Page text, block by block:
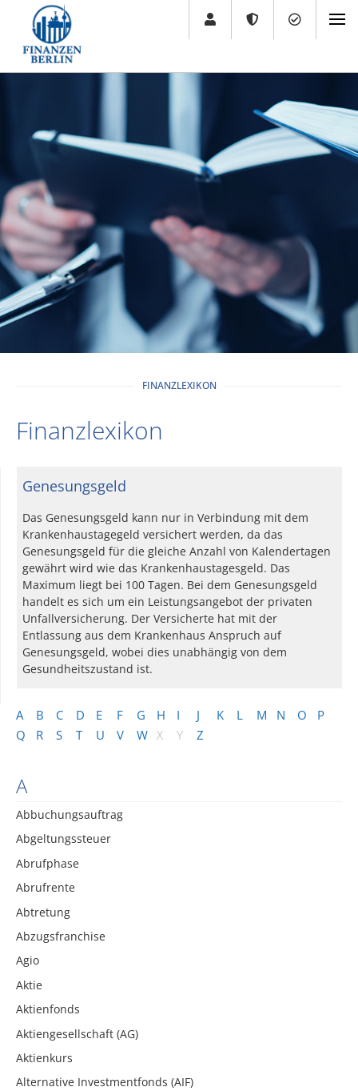
FINANZLEXIKON
Finanzlexikon
A B C D E F G H I J K L M N O
P
Q
R S T U V W X Y Z
A
Abbuchungsauftrag
Abgeltungssteuer
Abrufphase
Abrufrente
Abtretung
Abzugsfranchise
Agio
Aktie
Aktienfonds
Aktiengesellschaft (AG)
Aktienkurs
Alternative Investmentfonds (AIF)
Genesungsgeld
Das Genesungsgeld kann nur in Verbindung mit dem
Krankenhaustagegeld versichert werden, da das
Genesungsgeld für die gleiche Anzahl von Kalendertagen
gewährt wird wie das Krankenhaustagesgeld. Das
Maximum liegt bei 100 Tagen. Bei dem Genesungsgeld
handelt es sich um ein Leistungsangebot der privaten
Unfallversicherung. Der Versicherte hat mit der
Entlassung aus dem Krankenhaus Anspruch auf
Genesungsgeld, wobei dies unabhängig von dem
Gesundheitszustand ist.